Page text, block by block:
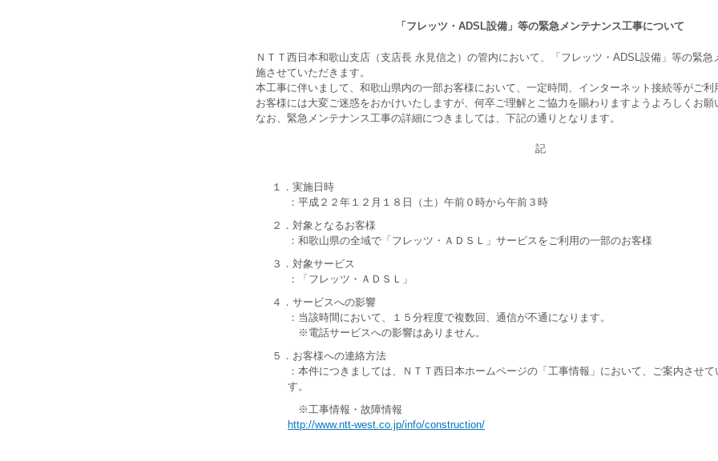
「フレッツ・ADSL設備」等の緊急メンテナンス工事について
ＮＴＴ西日本和歌山支店（支店長 永見信之）の管内において、「フレッツ・ADSL設備」等の緊急
施させていただきます。
本工事に伴いまして、和歌山県内の一部お客様において、一定時間、インターネット接続等がご利
お客様には大変ご迷惑をおかけいたしますが、何卒ご理解とご協力を賜わりますようよろしくお願
なお、緊急メンテナンス工事の詳細につきましては、下記の通りとなります。
記
１．実施日時
：平成２２年１２月１８日（土）午前０時から午前３時
２．対象となるお客様
：和歌山県の全域で「フレッツ・ＡＤＳＬ」サービスをご利用の一部のお客様
３．対象サービス
：「フレッツ・ＡＤＳＬ」
４．サービスへの影響
：当該時間において、１５分程度で複数回、通信が不通になります。
※電話サービスへの影響はありません。
５．お客様への連絡方法
：本件につきましては、ＮＴＴ西日本ホームページの「工事情報」において、ご案内させて
す。
※工事情報・故障情報
http://www.ntt-west.co.jp/info/construction/